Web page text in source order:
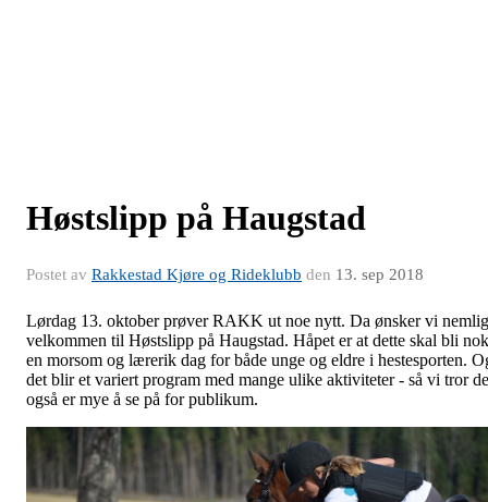
Høstslipp på Haugstad
Postet av Rakkestad Kjøre og Rideklubb den 13. sep 2018
Lørdag 13. oktober prøver RAKK ut noe nytt. Da ønsker vi nemlig
velkommen til Høstslipp på Haugstad. Håpet er at dette skal bli nok
en morsom og lærerik dag for både unge og eldre i hestesporten.
det blir et variert program med mange ulike aktiviteter - så vi tror
også er mye å se på for publikum.